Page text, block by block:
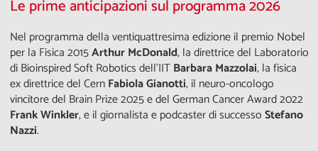
Le prime anticipazioni sul programma 2026
Nel programma della ventiquattresima edizione il premio Nobel
per la Fisica 2015Arthur McDonald, la direttrice del Laboratorio
di Bioinspired Soft Robotics dell’IITBarbara Mazzolai, la fisica
ex direttrice del CernFabiola Gianotti, il neuro-oncologo
vincitore del Brain Prize 2025 e del German Cancer Award 2022
Frank Winkler, e il giornalista e podcaster di successoStefano
Nazzi.